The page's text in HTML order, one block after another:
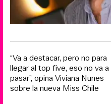
“Va a destacar, pero no para
llegar al top five, eso no va a
pasar”, opina Viviana Nunes
sobre la nueva Miss Chile